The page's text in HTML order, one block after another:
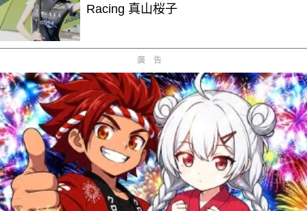
Racing 真山桜子
廣告